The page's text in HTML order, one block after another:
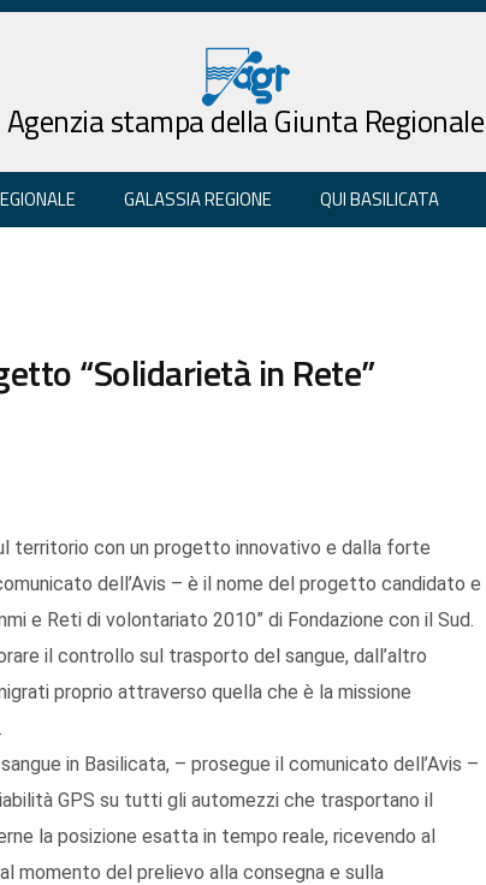
Agenzia stampa della Giunta Regionale
GALASSIA REGIONE QUI BASILICATA
“Solidarietà in Rete”
territorio con un progetto innovativo e dalla forte
dell’Avis – è il nome del progetto candidato e
e Reti di volontariato 2010” di Fondazione con il Sud.
il controllo sul trasporto del sangue, dall’altro
proprio attraverso quella che è la missione
in Basilicata, – prosegue il comunicato dell’Avis –
GPS su tutti gli automezzi che trasportano il
la posizione esatta in tempo reale, ricevendo al
momento del prelievo alla consegna e sulla